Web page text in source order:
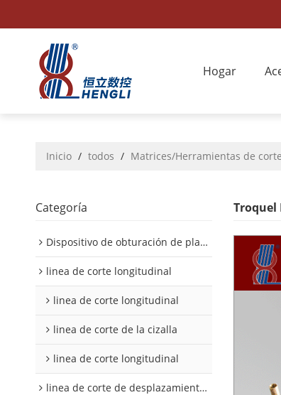
Hogar
Inicio / todos / Matrices/Herramientas de
Categoría
Dispositivo de obturación de placa interior/exterior de automóvil
linea de corte longitudinal
linea de corte longitudinal
linea de corte de la cizalla
linea de corte longitudinal
linea de corte de desplazamiento de hojalata y aluminio
Troquel